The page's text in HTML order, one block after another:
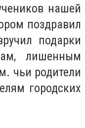
нашей
поздравил
подарки
лишенным
чьи родители
городских